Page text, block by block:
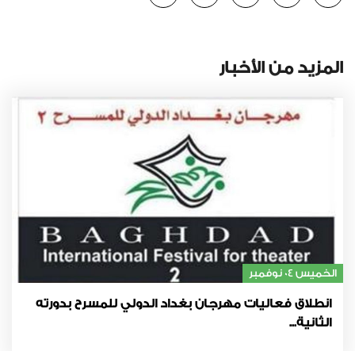
المزيد من الأخبار
الخميس 04 نوفمبر
انطلاق فعاليات مهرجان بغداد الدولي للمسرح بدورته
الثانية...